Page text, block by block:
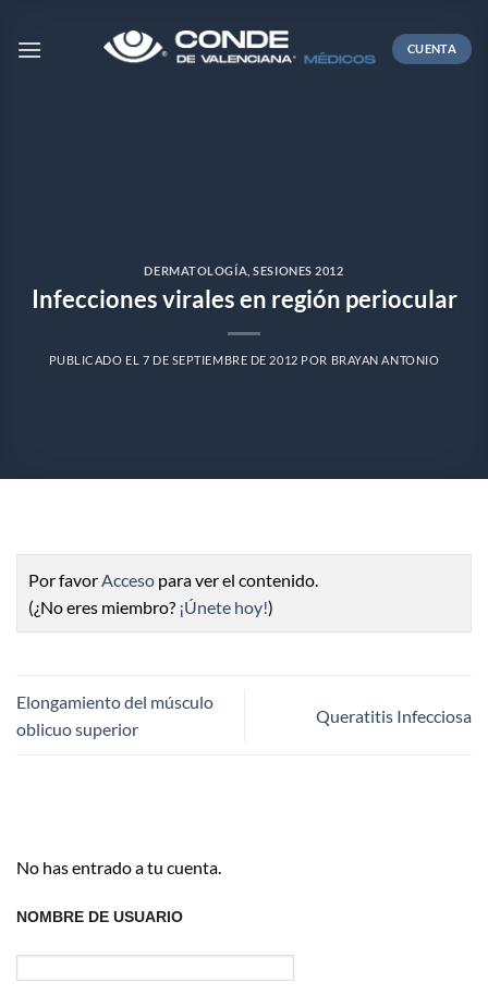
CUENTA
DERMATOLOGÍA ,SESIONES 2012
Infecciones virales en región periocular
PUBLICADO EL 7 DE SEPTIEMBRE DE 2012 POR BRAYAN ANTONIO
Por favorAcceso para ver el contenido.
(¿No eres miembro? ¡Únete hoy!)
Elongamiento del músculo
oblicuo superior
Queratitis Infecciosa
No has entrado a tu cuenta.
NOMBRE DE USUARIO